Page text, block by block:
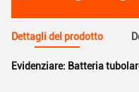
Dettagli del prodotto
Evidenziare: Batteria